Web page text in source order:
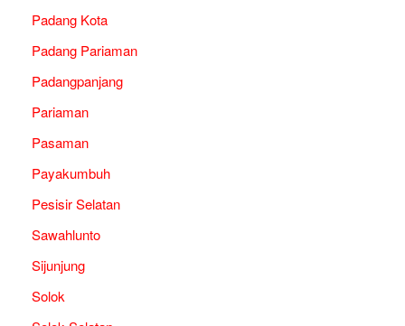
Padang Kota
Padang Pariaman
Padangpanjang
Pariaman
Pasaman
Payakumbuh
Pesisir Selatan
Sawahlunto
Sijunjung
Solok